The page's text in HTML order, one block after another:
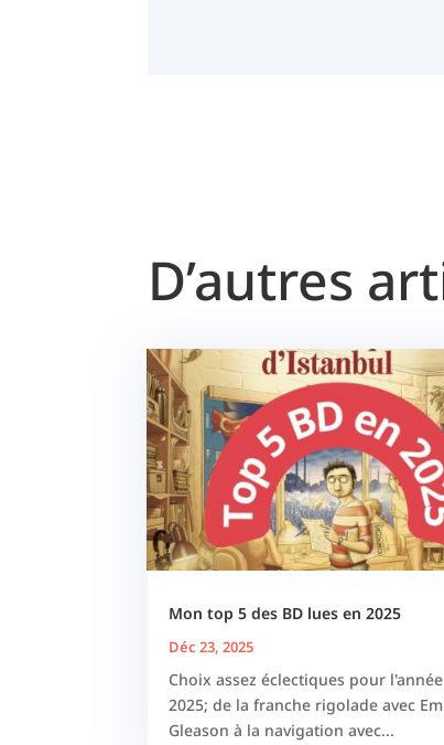
D’autres
Mon top 5 des BD lues en 2025
Déc 23, 2025
Choix assez éclectiques pour
2025; de la franche rigolade avec
Gleason à la navigation avec...